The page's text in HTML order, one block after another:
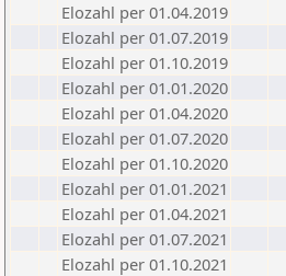
Elozahl per 01.04.2019
Elozahl per 01.07.2019
Elozahl per 01.10.2019
Elozahl per 01.01.2020
Elozahl per 01.04.2020
Elozahl per 01.07.2020
Elozahl per 01.10.2020
Elozahl per 01.01.2021
Elozahl per 01.04.2021
Elozahl per 01.07.2021
Elozahl per 01.10.2021